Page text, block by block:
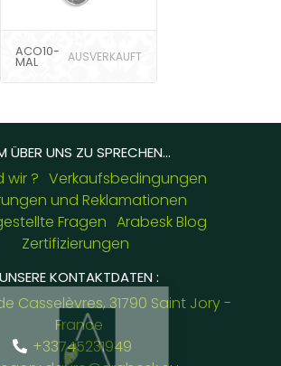
ACO10-
MAL AUSVERKAUFT
ÜBER UNS ZU SPRECHEN...
wir ? Verkaufsbedingungen
und Reklamationen
Fragen Arabesk Blog
Zertifizierungen
UNSERE KONTAKTDATEN :
Casselèvres, 31790 Saint Jory -
France
+33745231949